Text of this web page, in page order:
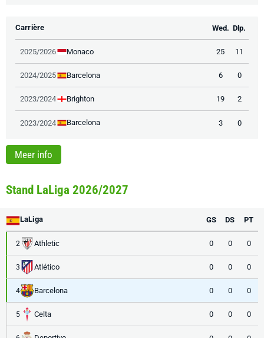
Carrière Wed. Dlp.
2025/2026 Monaco 25 11
2024/2025 Barcelona 6 0
2023/2024 Brighton 19 2
2023/2024 Barcelona 3 0
Meer info
Stand LaLiga 2026/2027
LaLiga GS DS PT
2 Athletic 0 0 0
3 Atlético 0 0 0
4 Barcelona 0 0 0
5 Celta 0 0 0